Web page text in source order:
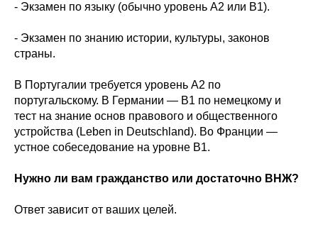
- Экзамен по языку (обычно уровень A2 или B1).
- Экзамен по знанию истории, культуры, законов
страны.
В Португалии требуется уровень A2 по
португальскому. В Германии — B1 по немецкому и
тест на знание основ правового и общественного
устройства (Leben in Deutschland). Во Франции —
устное собеседование на уровне B1.
Нужно ли вам гражданство или достаточно ВНЖ?
Ответ зависит от ваших целей.